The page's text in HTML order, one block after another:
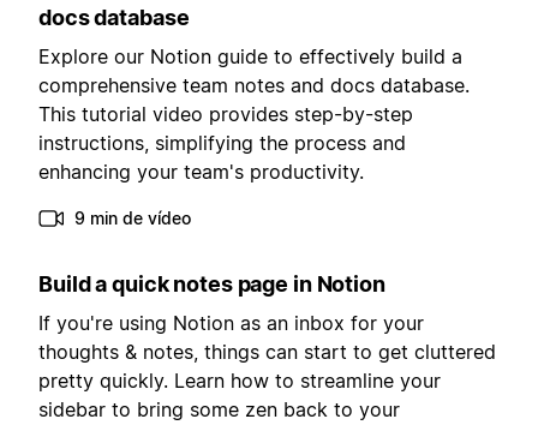
docs database
Explore our Notion guide to effectively build a
comprehensive team notes and docs database.
This tutorial video provides step-by-step
instructions, simplifying the process and
enhancing your team's productivity.
9 min de vídeo
Build a quick notes page in Notion
If you're using Notion as an inbox for your
thoughts & notes, things can start to get cluttered
pretty quickly. Learn how to streamline your
sidebar to bring some zen back to your